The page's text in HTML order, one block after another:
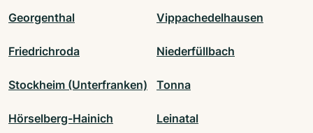
Georgenthal Vippachedelhausen
Friedrichroda Niederfüllbach
Stockheim (Unterfranken) Tonna
Hörselberg-Hainich Leinatal